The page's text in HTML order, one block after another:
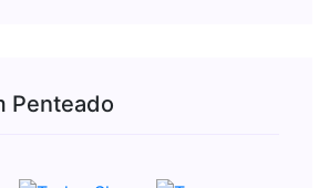
Penteado